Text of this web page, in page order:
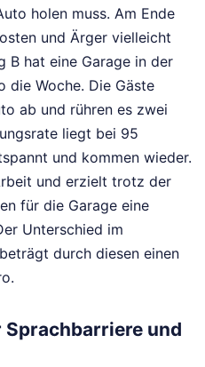
holen muss. Am Ende
und Ärger vielleicht
B hat eine Garage in der
die Woche. Die Gäste
ab und rühren es zwei
liegt bei 95
und kommen wieder.
und erzielt trotz der
für die Garage eine
Unterschied im
durch diesen einen
und